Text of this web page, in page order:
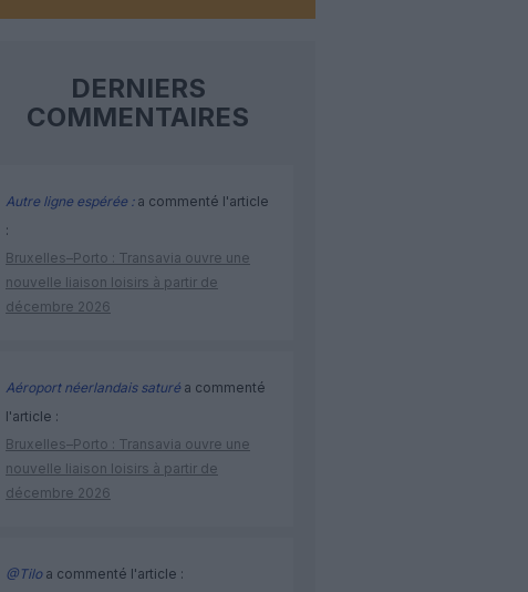
DERNIERS
COMMENTAIRES
Autre ligne espérée :a commenté l'article
:
Bruxelles–Porto : Transavia ouvre une
nouvelle liaison loisirs à partir de
décembre 2026
Aéroport néerlandais saturéa commenté
l'article :
Bruxelles–Porto : Transavia ouvre une
nouvelle liaison loisirs à partir de
décembre 2026
@Tiloa commenté l'article :